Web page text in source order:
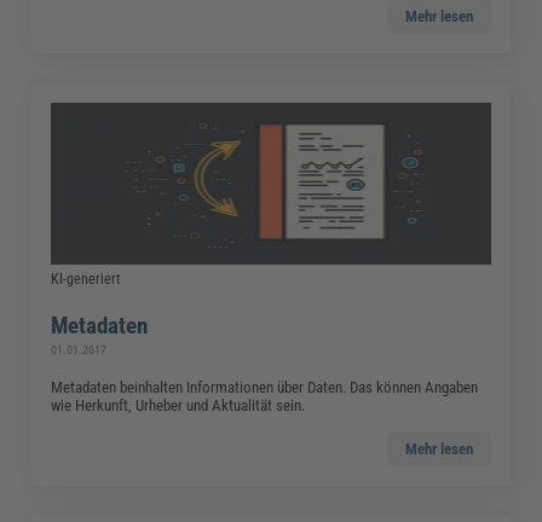
Mehr lesen
KI-generiert
Metadaten
01.01.2017
Metadaten beinhalten Informationen über Daten. Das können Angaben
wie Herkunft, Urheber und Aktualität sein.
Mehr lesen